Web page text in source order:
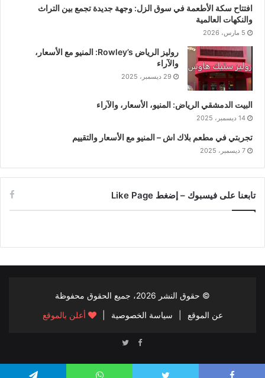
افتتاح سكة الأطعمة في سوق الزل: وجهة جديدة تجمع بين التراث
والنكهات العالمية
5 مارس، 2026
روليز الرياض Rowley’s: المنيو مع الأسعار،
والآراء
29 ديسمبر، 2025
البيت الدمشقي الرياض: المنيو، الأسعار، والآراء
14 ديسمبر، 2025
تجربتي في مطعم بلاك اش – المنيو مع الأسعار والتقييم
7 ديسمبر، 2025
تابعنا على فيسبوك – إضغط Like Page
© حقوق النشر 2026، جميع الحقوق محفوظة
عن الموقع
سياسة الخصوصية أعلن بالموقع